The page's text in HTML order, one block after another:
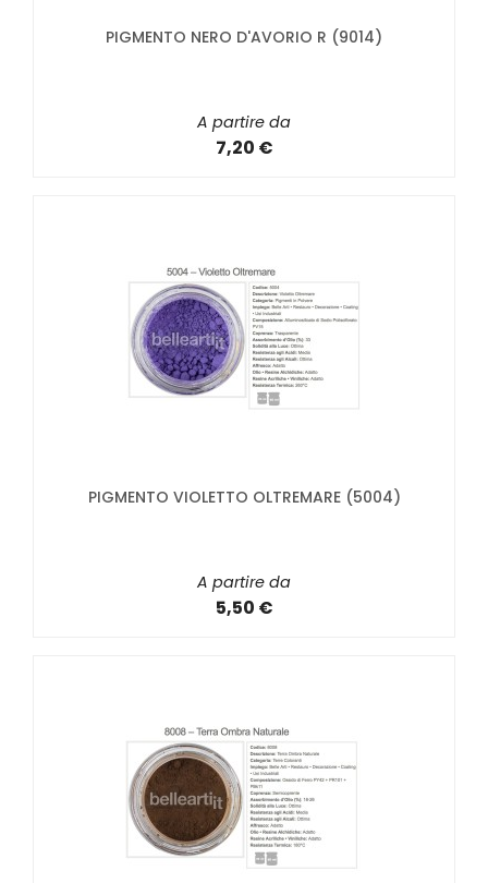
PIGMENTO NERO D'AVORIO R (9014)
A partire da
7,20 €
PIGMENTO VIOLETTO OLTREMARE (5004)
A partire da
5,50 €